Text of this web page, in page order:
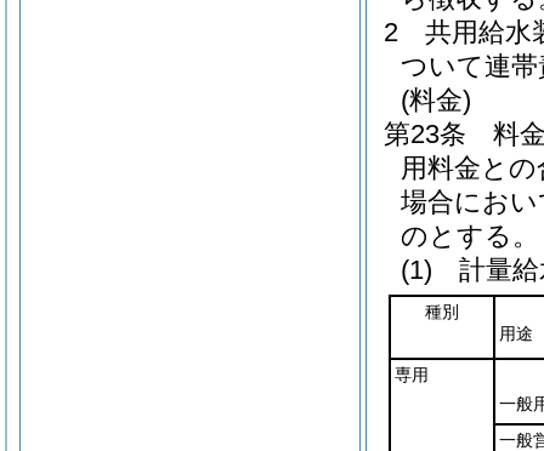
2
共用給水
ついて連
(料金)
第23条
料
用料金と
場合にお
のとする。
(1)
計量
種別
用途
専用
一般
一般